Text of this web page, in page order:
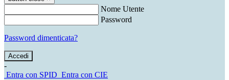
Nome Utente
Password
Password dimenticata?
-
Entra con SPID Entra con CIE